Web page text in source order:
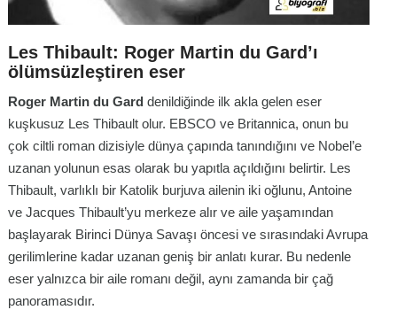
Les Thibault: Roger Martin du Gard’ı
ölümsüzleştiren eser
Roger Martin du Gard denildiğinde ilk akla gelen eser
kuşkusuz Les Thibault olur. EBSCO ve Britannica, onun bu
çok ciltli roman dizisiyle dünya çapında tanındığını ve Nobel’e
uzanan yolunun esas olarak bu yapıtla açıldığını belirtir. Les
Thibault, varlıklı bir Katolik burjuva ailenin iki oğlunu, Antoine
ve Jacques Thibault’yu merkeze alır ve aile yaşamından
başlayarak Birinci Dünya Savaşı öncesi ve sırasındaki Avrupa
gerilimlerine kadar uzanan geniş bir anlatı kurar. Bu nedenle
eser yalnızca bir aile romanı değil, aynı zamanda bir çağ
panoramasıdır.